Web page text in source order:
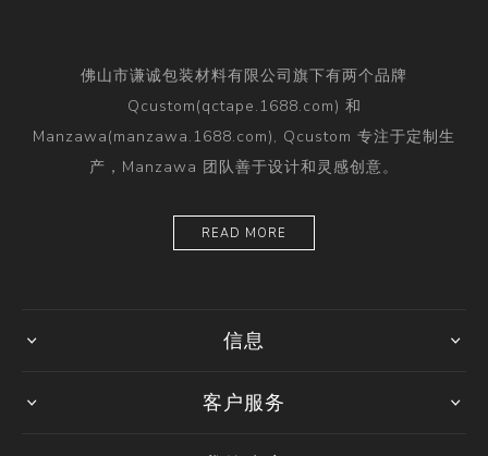
佛山市谦诚包装材料有限公司旗下有两个品牌
Qcustom(qctape.1688.com) 和
Manzawa(manzawa.1688.com), Qcustom 专注于定制生
产，Manzawa 团队善于设计和灵感创意。
READ MORE
信息
客户服务